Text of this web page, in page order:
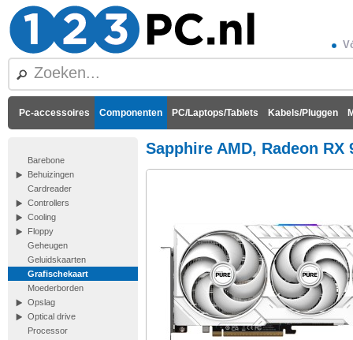
Pc-accessoires Componenten PC/Laptops/Tablets Kabels/Pluggen
Barebone
Behuizingen
Cardreader
Controllers
Cooling
Floppy
Geheugen
Geluidskaarten
Grafischekaart
Moederborden
Opslag
Optical drive
Processor
Sapphire AMD, Radeon RX